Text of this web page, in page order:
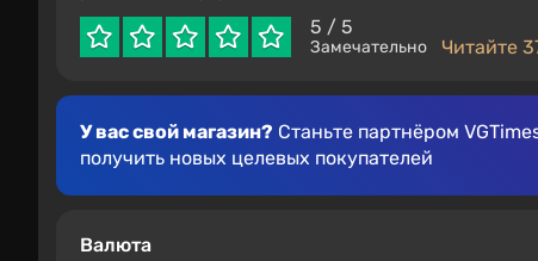
5 / 5
Замечательно Читайте
У вас свой магазин? Станьте партнёром
получить новых целевых покупателей
Валюта